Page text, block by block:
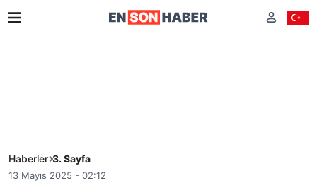
Haberler 3. Sayfa
13 Mayıs 2025 - 02:12